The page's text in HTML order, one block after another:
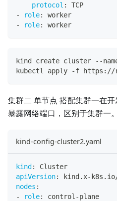
protocol :
TCP
-
role:
worker
-
role: worker
kind create cluster --
kubectl apply -f https://
集群二 单节点 搭配集群一在
暴露网络端口，区别于集群一。
kind-config-cluster2.yaml
kind :
Cluster
apiVersion: kind.x-
nodes :
-
role: control-plane